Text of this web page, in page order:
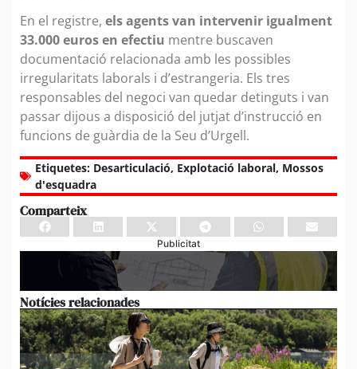
En el registre, els agents van intervenir igualment
33.000 euros en efectiu mentre buscaven
documentació relacionada amb les possibles
irregularitats laborals i d’estrangeria. Els tres
responsables del negoci van quedar detinguts i van
passar dijous a disposició del jutjat d’instrucció en
funcions de guàrdia de la Seu d’Urgell.
Etiquetes: Desarticulació, Explotació laboral, Mossos
d'esquadra
Comparteix
Publicitat
Notícies relacionades